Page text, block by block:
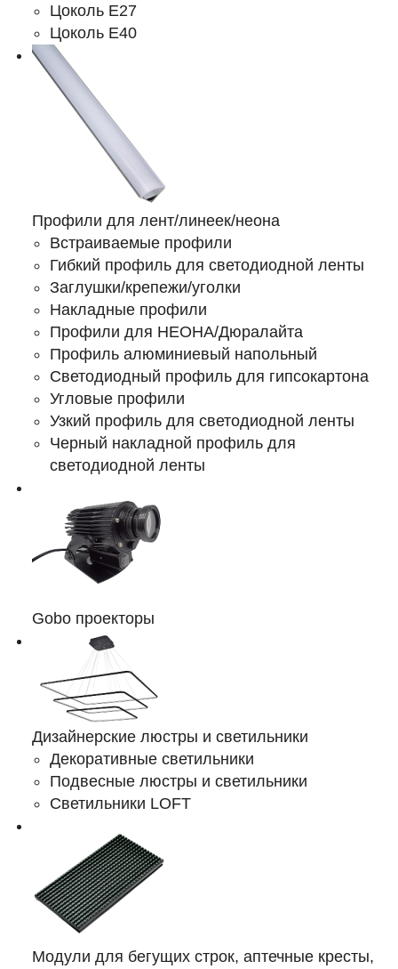
Цоколь Е27
Цоколь Е40
Профили для лент/линеек/неона
Встраиваемые профили
Гибкий профиль для светодиодной ленты
Заглушки/крепежи/уголки
Накладные профили
Профили для НЕОНА/Дюралайта
Профиль алюминиевый напольный
Светодиодный профиль для гипсокартона
Угловые профили
Узкий профиль для светодиодной ленты
Черный накладной профиль для
светодиодной ленты
Gobo проекторы
Дизайнерские люстры и светильники
Декоративные светильники
Подвесные люстры и светильники
Светильники LOFT
Модули для бегущих строк, аптечные кресты,